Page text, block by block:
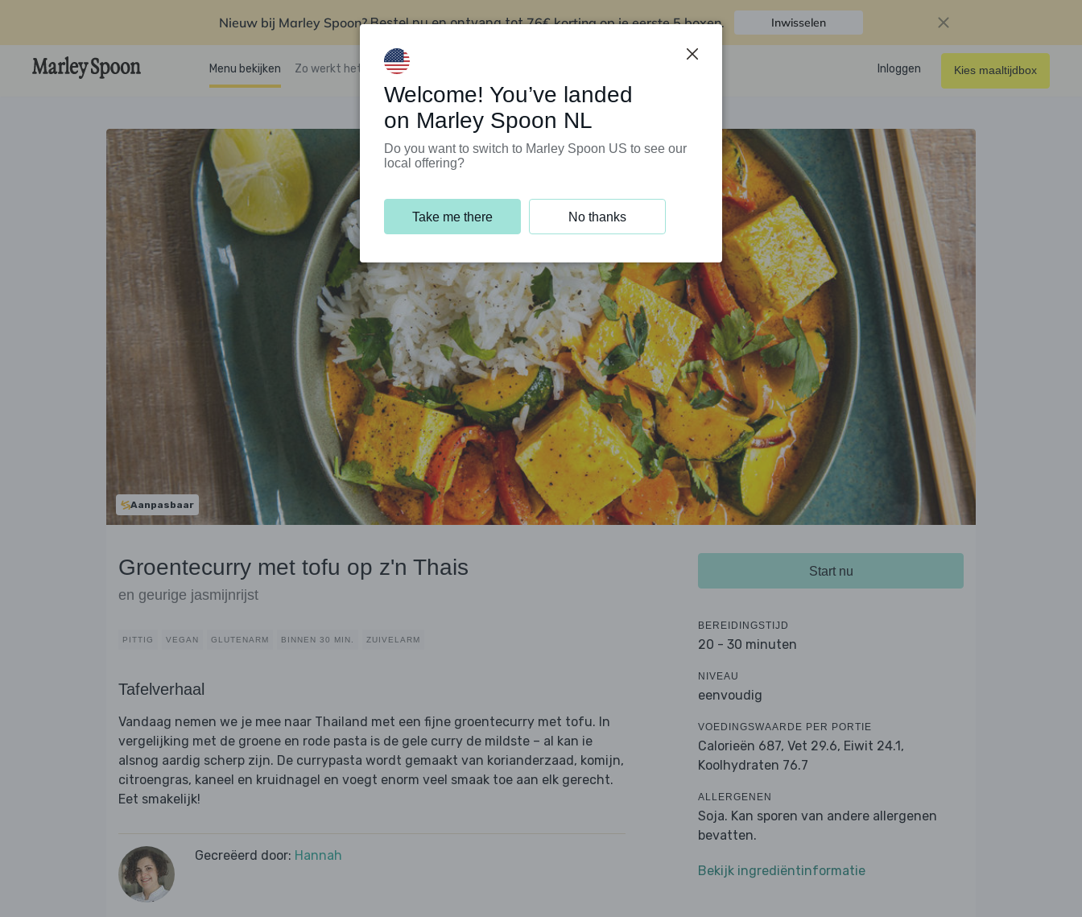
Nieuw bij Marley Spoon?Bestel nu en ontvang tot76€ korting op je eerste 5 boxen. Inwisselen
Menu bekijken Zo werkt het Klantenservice Inloggen Kies maaltijdbox
Aanpasbaar
Groentecurry met tofu op z'n Thais
en geurige jasmijnrijst
PITTIG VEGAN GLUTENARM BINNEN 30 MIN. ZUIVELARM
Tafelverhaal
Vandaag nemen we je mee naar Thailand met een fijne groentecurry met tofu. In
vergelijking met de groene en rode pasta is de gele curry de mildste – al kan ie
alsnog aardig scherp zijn. De currypasta wordt gemaakt van korianderzaad, komijn,
citroengras, kaneel en kruidnagel en voegt enorm veel smaak toe aan elk gerecht.
Eet smakelijk!
Gecreëerd door: Hannah
Start nu
BEREIDINGSTIJD
20 - 30 minuten
NIVEAU
eenvoudig
VOEDINGSWAARDE PER PORTIE
Calorieën 687, Vet 29.6, Eiwit 24.1,
Koolhydraten 76.7
ALLERGENEN
Soja. Kan sporen van andere allergenen
bevatten.
Bekijk ingrediëntinformatie
Welcome! You’ve landed
on Marley Spoon NL
Do you want to switch to Marley Spoon US to see our
local offering?
Take me there No thanks